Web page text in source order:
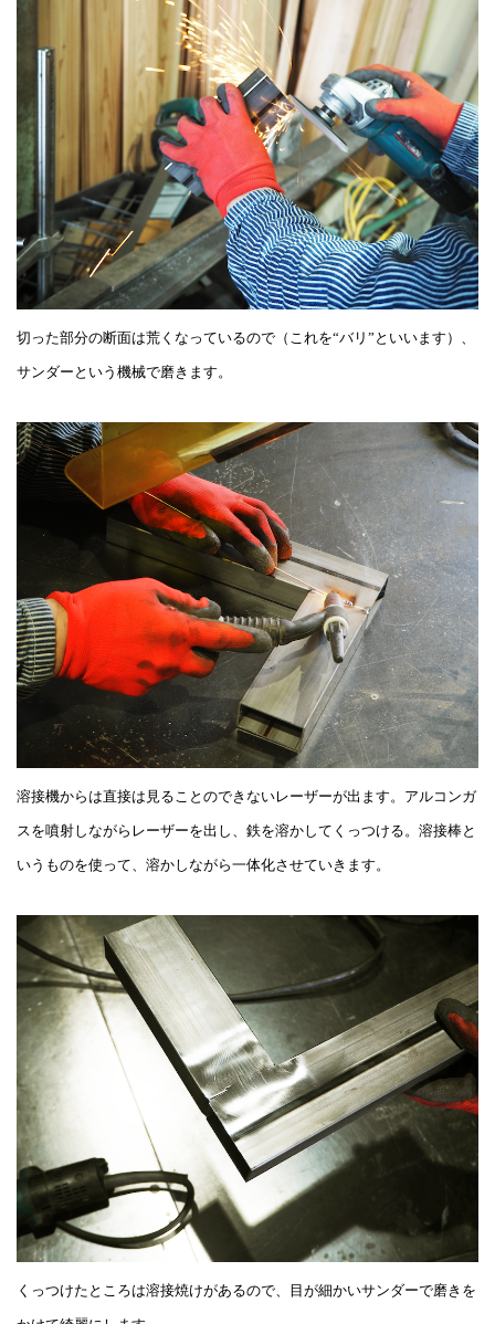
切った部分の断面は荒くなっているので（これを“バリ”といいます）、
サンダーという機械で磨きます。
溶接機からは直接は見ることのできないレーザーが出ます。アルコンガ
スを噴射しながらレーザーを出し、鉄を溶かしてくっつける。溶接棒と
いうものを使って、溶かしながら一体化させていきます。
くっつけたところは溶接焼けがあるので、目が細かいサンダーで磨きを